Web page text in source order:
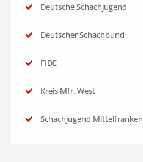
Deutsche Schachjugend
Deutscher Schachbund
FIDE
Kreis Mfr. West
Schachjugend Mittelfranken